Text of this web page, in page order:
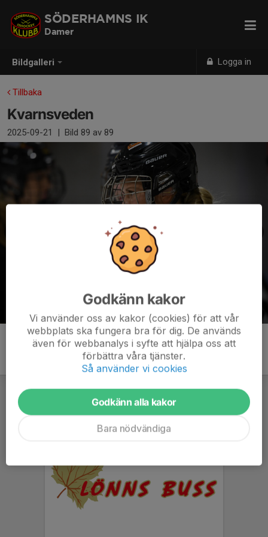
Bildgalleri Logga in
SÖDERHAMNS IK
Damer
Tillbaka
Kvarnsveden
2025-09-21 | Bild 89 av 89
Godkänn kakor
Vi använder oss av kakor (cookies) för att vår
webbplats ska fungera bra för dig. De används
även för webbanalys i syfte att hjälpa oss att
förbättra våra tjänster.
Så använder vi cookies
Godkänn alla kakor
Bara nödvändiga